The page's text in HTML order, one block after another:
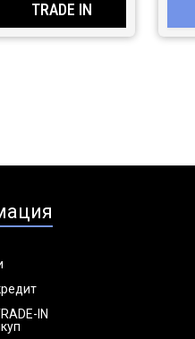
TRADE IN
IN